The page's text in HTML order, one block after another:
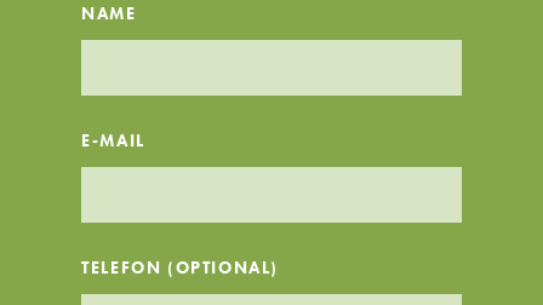
NAME
E-MAIL
TELEFON (OPTIONAL)